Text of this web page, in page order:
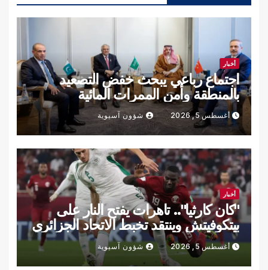
أخبار
اجتماع رباعي يبحث خفض التصعيد
بالمنطقة وأمن الممرات المائية
أغسطس 5, 2026 شؤون آسيوية
أخبار
"كان كارثيا".. تاهرات يفتح النار على
بيتكوفيتش وينتقد تخبط الاتحاد الجزائري
أغسطس 5, 2026 شؤون آسيوية